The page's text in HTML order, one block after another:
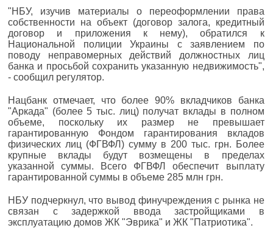
"НБУ, изучив материалы о переоформлении права
собственности на объект (договор залога, кредитный
договор и приложения к нему), обратился к
Национальной полиции Украины с заявлением по
поводу неправомерных действий должностных лиц
банка и просьбой сохранить указанную недвижимость",
- сообщил регулятор.
Нацбанк отмечает, что более 90% вкладчиков банка
"Аркада" (более 5 тыс. лиц) получат вклады в полном
объеме, поскольку их размер не превышает
гарантированную Фондом гарантирования вкладов
физических лиц (ФГВФЛ) сумму в 200 тыс. грн. Более
крупные вклады будут возмещены в пределах
указанной суммы. Всего ФГВФЛ обеспечит выплату
гарантированной суммы в объеме 285 млн грн.
НБУ подчеркнул, что вывод финучреждения с рынка не
связан с задержкой ввода застройщиками в
эксплуатацию домов ЖК "Эврика" и ЖК "Патриотика".